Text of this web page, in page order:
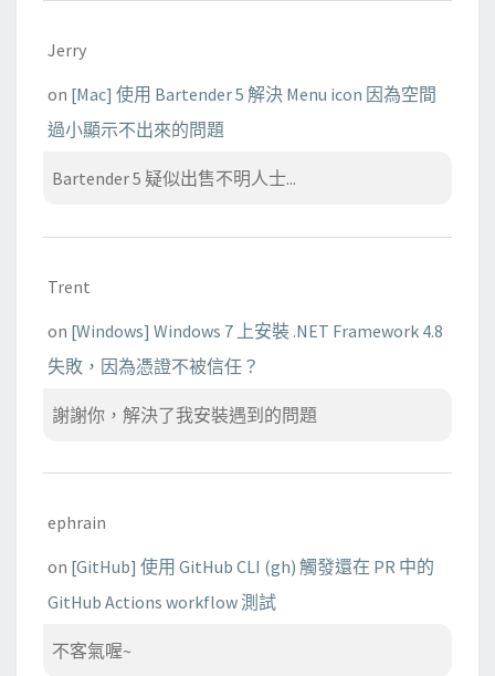
Jerry
on [Mac] 使用 Bartender 5 解決 Menu icon 因為空間
過小顯示不出來的問題
Bartender 5 疑似出售不明人士...
Trent
on [Windows] Windows 7 上安裝 .NET Framework 4.8
失敗，因為憑證不被信任？
謝謝你，解決了我安裝遇到的問題
ephrain
on [GitHub] 使用 GitHub CLI (gh) 觸發還在 PR 中的
GitHub Actions workflow 測試
不客氣喔~